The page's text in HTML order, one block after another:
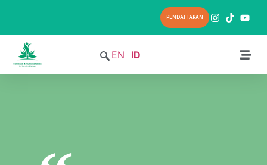
PENDAFTARAN
EN ID